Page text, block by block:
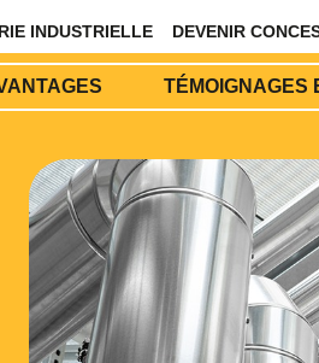
INDUSTRIELLE DEVENIR
TÉMOIGNAGES